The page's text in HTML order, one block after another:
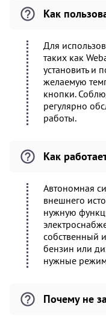
Как
Для
таких как
установить и
желаемую
кнопки.
регулярно
работы.
Как
Автономная
внешнего
нужную
собственный
бензин или
нужные
Почему не